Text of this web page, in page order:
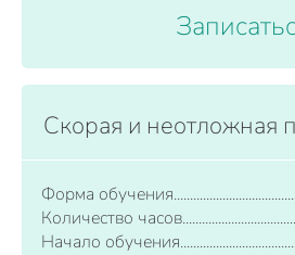
Скорая и неотложная
Форма обучения
Количество часов
Начало обучения